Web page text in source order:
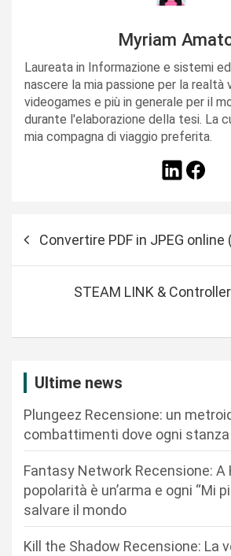
Myriam
Laureata in Informazione e sistemi
nascere la mia passione per la realtà
videogames e più in generale per il
durante l'elaborazione della tesi. La
mia compagna di viaggio preferita.
Convertire PDF in JPEG online
STEAM LINK &
Ultime news
Plungeez Recensione: un
combattimenti dove ogni stanza
Fantasy Network Recensione: A
popolarità è un’arma e ogni “Mi
salvare il mondo
Kill the Shadow Recensione: La